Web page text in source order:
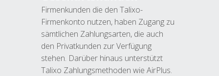
Firmenkunden die den Talixo-
Firmenkonto nutzen, haben Zugang zu
sämtlichen Zahlungsarten, die auch
den Privatkunden zur Verfügung
stehen. Darüber hinaus unterstützt
Talixo Zahlungsmethoden wie AirPlus.